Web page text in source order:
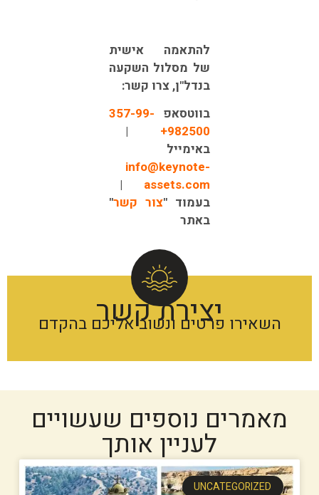
להתאמה אישית
של מסלול השקעה
בנדל"ן, צרו קשר:
בווטסאפ 357-99-
982500+
|
באימייל
info@keynote-
assets.com
|
בעמוד "צור קשר"
באתר
יצירת קשר
השאירו פרטים ונשוב אליכם בהקדם
מאמרים נוספים שעשויים
לעניין אותך
UNCATEGORIZED